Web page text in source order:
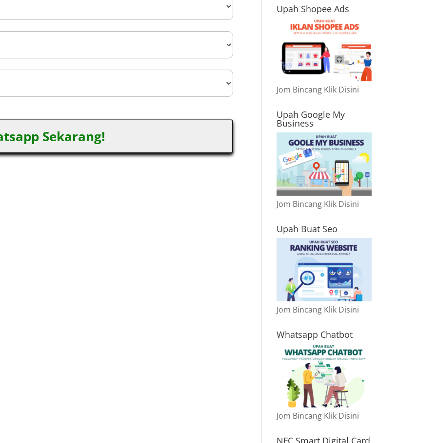
Sekarang!
Upah Shopee Ads
Jom Bincang Klik Disini
Upah Google My
Business
Jom Bincang Klik Disini
Upah Buat Seo
Jom Bincang Klik Disini
Whatsapp Chatbot
Jom Bincang Klik Disini
NFC Smart Digital Card